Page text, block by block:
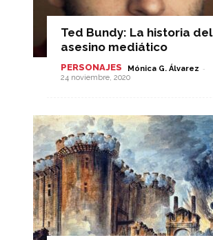
Ted Bundy: La historia del
asesino mediático
PERSONAJES Mónica G. Álvarez -
24 noviembre, 2020